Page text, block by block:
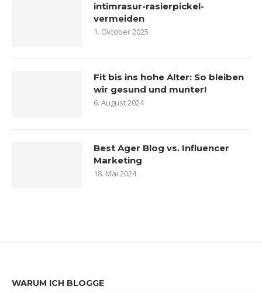
intimrasur-rasierpickel-
vermeiden
1. Oktober 2025
Fit bis ins hohe Alter: So bleiben
wir gesund und munter!
6. August 2024
Best Ager Blog vs. Influencer
Marketing
18. Mai 2024
WARUM ICH BLOGGE